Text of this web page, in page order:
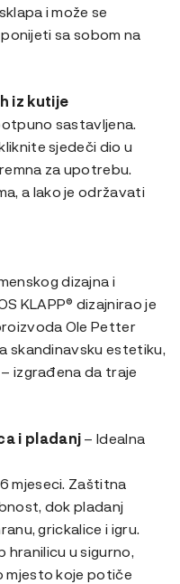
i može se
sa sobom na
iz kutije
sastavljena.
sjedeči dio u
za upotrebu.
a lako je održavati
dizajna i
KLAPP® dizajnirao je
Ole Petter
skandinavsku estetiku,
izgrađena da traje
i pladanj– Idealna
mjeseci. Zaštitna
dok pladanj
grickalice i igru.
hranilicu u sigurno,
koje potiče